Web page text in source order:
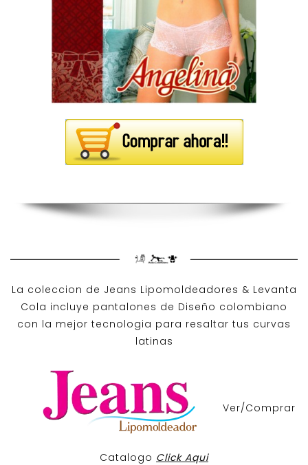
La coleccion de Jeans Lipomoldeadores & Levanta
Cola incluye pantalones de Diseño colombiano
con la mejor tecnologia para resaltar tus curvas
latinas
Ver/Comprar
Catalogo Click Aqui